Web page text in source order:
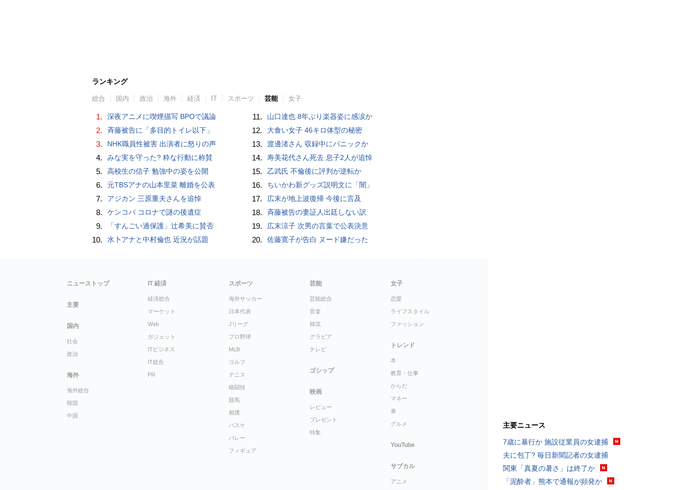
ランキング
総合 国内 政治 海外 経済 IT スポーツ 芸能 女子
1. 深夜アニメに喫煙描写 BPOで議論
2. 斉藤被告に「多目的トイレ以下」
3. NHK職員性被害 出演者に怒りの声
4. みな実を守った? 粋な行動に称賛
5. 高校生の信子 勉強中の姿を公開
6. 元TBSアナの山本里菜 離婚を公表
7. アジカン 三原重夫さんを追悼
8. ケンコバ コロナで謎の後遺症
9. 「すんごい過保護」辻希美に賛否
10. 水卜アナと中村倫也 近況が話題
11. 山口達也 8年ぶり楽器姿に感涙か
12. 大食い女子 46キロ体型の秘密
13. 渡邊渚さん 収録中にパニックか
14. 寿美花代さん死去 息子2人が追悼
15. 乙武氏 不倫後に評判が逆転か
16. ちいかわ新グッズ説明文に「闇」
17. 広末が地上波復帰 今後に言及
18. 斉藤被告の妻証人出廷しない訳
19. 広末涼子 次男の言葉で公表決意
20. 佐藤寛子が告白 ヌード嫌だった
主要ニュース
7歳に暴行か 施設従業員の女逮捕
夫に包丁? 毎日新聞記者の女逮捕
関東「真夏の暑さ」は終了か
「泥酔者」熊本で通報が頻発か
ニューストップ
主要
国内
社会
政治
海外
海外総合
韓国
中国
IT 経済
経済総合
マーケット
Web
ガジェット
ITビジネス
IT総合
PR
スポーツ
海外サッカー
日本代表
Jリーグ
プロ野球
MLB
ゴルフ
テニス
格闘技
競馬
相撲
バスケ
バレー
フィギュア
芸能
芸能総合
音楽
韓流
グラビア
テレビ
ゴシップ
映画
レビュー
プレゼント
特集
女子
恋愛
ライフスタイル
ファッション
トレンド
本
教育・仕事
からだ
マネー
車
グルメ
YouTube
サブカル
アニメ